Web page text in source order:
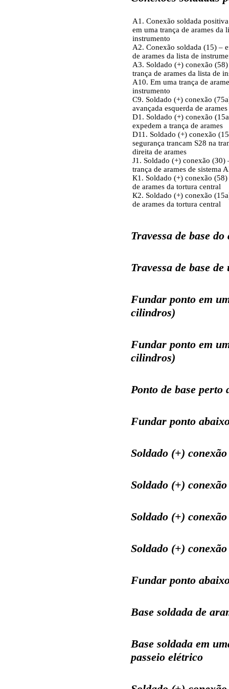
А1. Conexão soldada
em uma trança de arames da
instrumento
А2. Conexão soldada (15) –
de arames da lista de
А3. Soldado (+) conexão
trança de arames da lista de
А10. Em uma trança de
instrumento
С9. Soldado (+) conexão
avançada esquerda de arames
D1. Soldado (+) conexão
expedem a trança de arames
D11. Soldado (+) conexão
segurança trancam S28 na
direita de arames
J1. Soldado (+) conexão (З0)
trança de arames de sistema
К1. Soldado (+) conexão (58)
de arames da tortura central
К2. Soldado (+) conexão
de arames da tortura central
Travessa de base
Travessa de base
Fundar ponto em
cilindros)
Fundar ponto em
cilindros)
Ponto de base
Fundar ponto
Soldado (+)
Soldado (+)
Soldado (+)
Soldado (+)
Fundar ponto
Base soldada de
Base soldada em
passeio elétrico